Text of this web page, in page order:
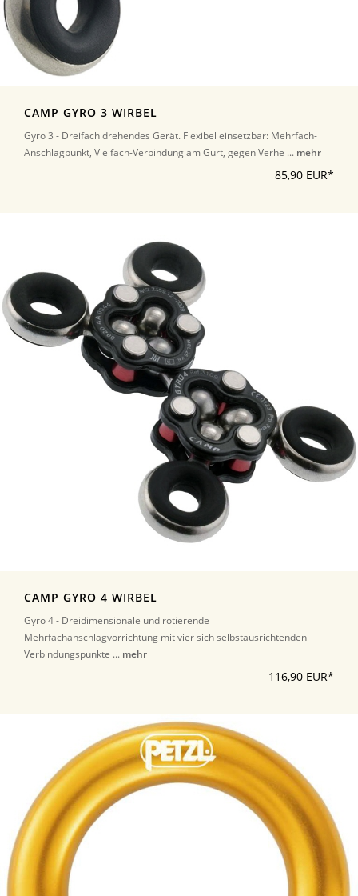
CAMP GYRO 3 WIRBEL
Gyro 3 - Dreifach drehendes Gerät. Flexibel einsetzbar: Mehrfach-
Anschlagpunkt, Vielfach-Verbindung am Gurt, gegen Verhe ... mehr
85,90 EUR*
CAMP GYRO 4 WIRBEL
Gyro 4 - Dreidimensionale und rotierende
Mehrfachanschlagvorrichtung mit vier sich selbstausrichtenden
Verbindungspunkte ... mehr
116,90 EUR*